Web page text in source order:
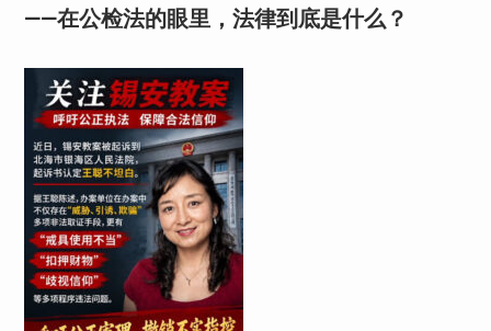
——在公检法的眼里，法律到底是什么？